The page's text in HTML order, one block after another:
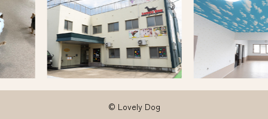
Previ
ous
Next
© Lovely Dog